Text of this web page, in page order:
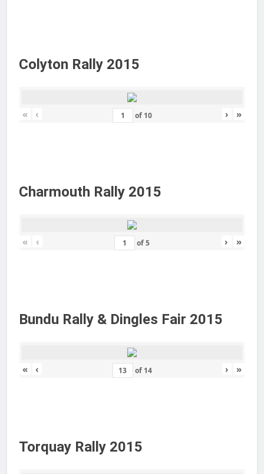
Colyton Rally 2015
« ‹ of 10 › »
Charmouth Rally 2015
« ‹ of5 › »
Bundu Rally & Dingles Fair 2015
« ‹ of 14 › »
Torquay Rally 2015